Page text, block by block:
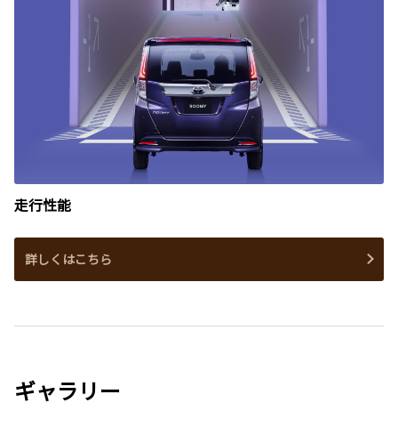
走行性能
詳しくはこちら
ギャラリー